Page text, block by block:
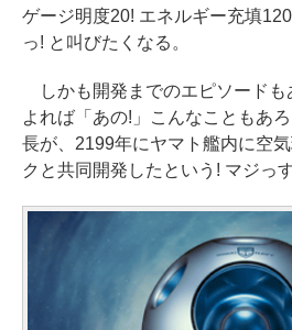
ゲージ明度20! エネルギー充填
っ! と叫びたくなる。
しかも開発までのエピソードも
よれば「あの!」こんなこともあ
長が、2199年にヤマト艦内に空
クと共同開発したという! マジっ